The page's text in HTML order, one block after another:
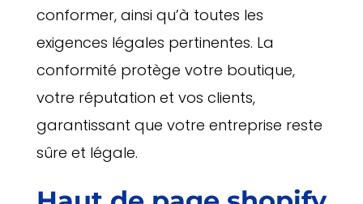
conformer, ainsi qu’à toutes les
exigences légales pertinentes. La
conformité protège votre boutique,
votre réputation et vos clients,
garantissant que votre entreprise reste
sûre et légale.